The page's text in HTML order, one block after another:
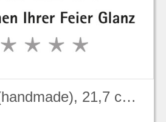
Coupe Teller (handmade), 21,7 cm, Evolve, Peppercorn Grey Stonecast - Churchill